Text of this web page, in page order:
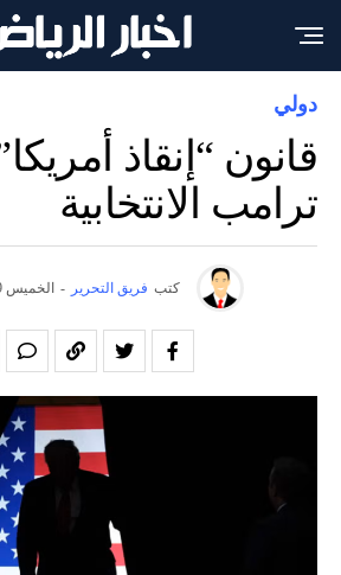
دولي
قانون “إنقاذ
ترامب الانتخابية
كتب فريق التحرير - الخميس 19 فبراير 2:01 م